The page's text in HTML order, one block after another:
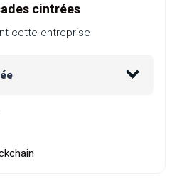
cintrées
cette entreprise